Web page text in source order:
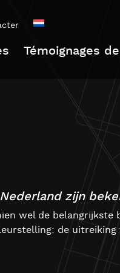
Témoignages
zijn
wel de belangrijkste
de uitreiking